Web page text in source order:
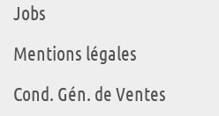
Jobs
Mentions légales
Cond. Gén. de Ventes